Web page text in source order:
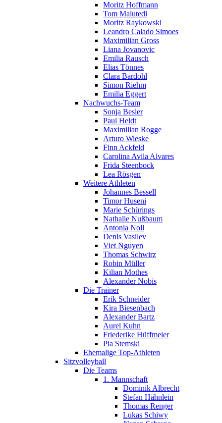
Moritz Hoffmann
Tom Malutedi
Moritz Raykowski
Leandro Calado Simoes
Maximilian Gross
Liana Jovanovic
Emilia Rausch
Elias Tönnes
Clara Bardohl
Simon Riehm
Emilia Eggert
Nachwuchs-Team
Sonja Besler
Paul Heldt
Maximilian Rogge
Arturo Wieske
Finn Ackfeld
Carolina Avila Alvares
Frida Steenbock
Lea Rösgen
Weitere Athleten
Johannes Bessell
Timor Huseni
Marie Schürings
Nathalie Nußbaum
Antonia Noll
Denis Vasilev
Viet Nguyen
Thomas Schwirz
Robin Müller
Kilian Mothes
Alexander Nobis
Die Trainer
Erik Schneider
Kira Biesenbach
Alexander Bartz
Aurel Kuhn
Friederike Hüffmeier
Pia Stemski
Ehemalige Top-Athleten
Sitzvolleyball
Die Teams
1. Mannschaft
Dominik Albrecht
Stefan Hähnlein
Thomas Renger
Lukas Schiwy